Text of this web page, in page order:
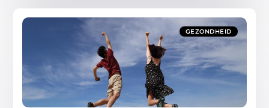
GEZONDHEID